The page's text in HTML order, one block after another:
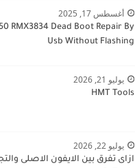
أغسطس 17, 2025
RMX3834 Dead Boot Repair By
Usb Without Flashing
يوليو 21, 2026
HMT Tools
يوليو 22, 2026
ازاى تفرق بين الايفون الاصلى